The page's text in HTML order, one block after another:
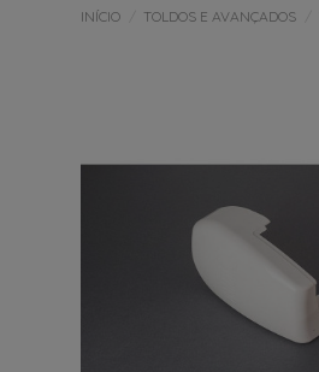
INÍCIO TOLDOS E AVANÇADOS